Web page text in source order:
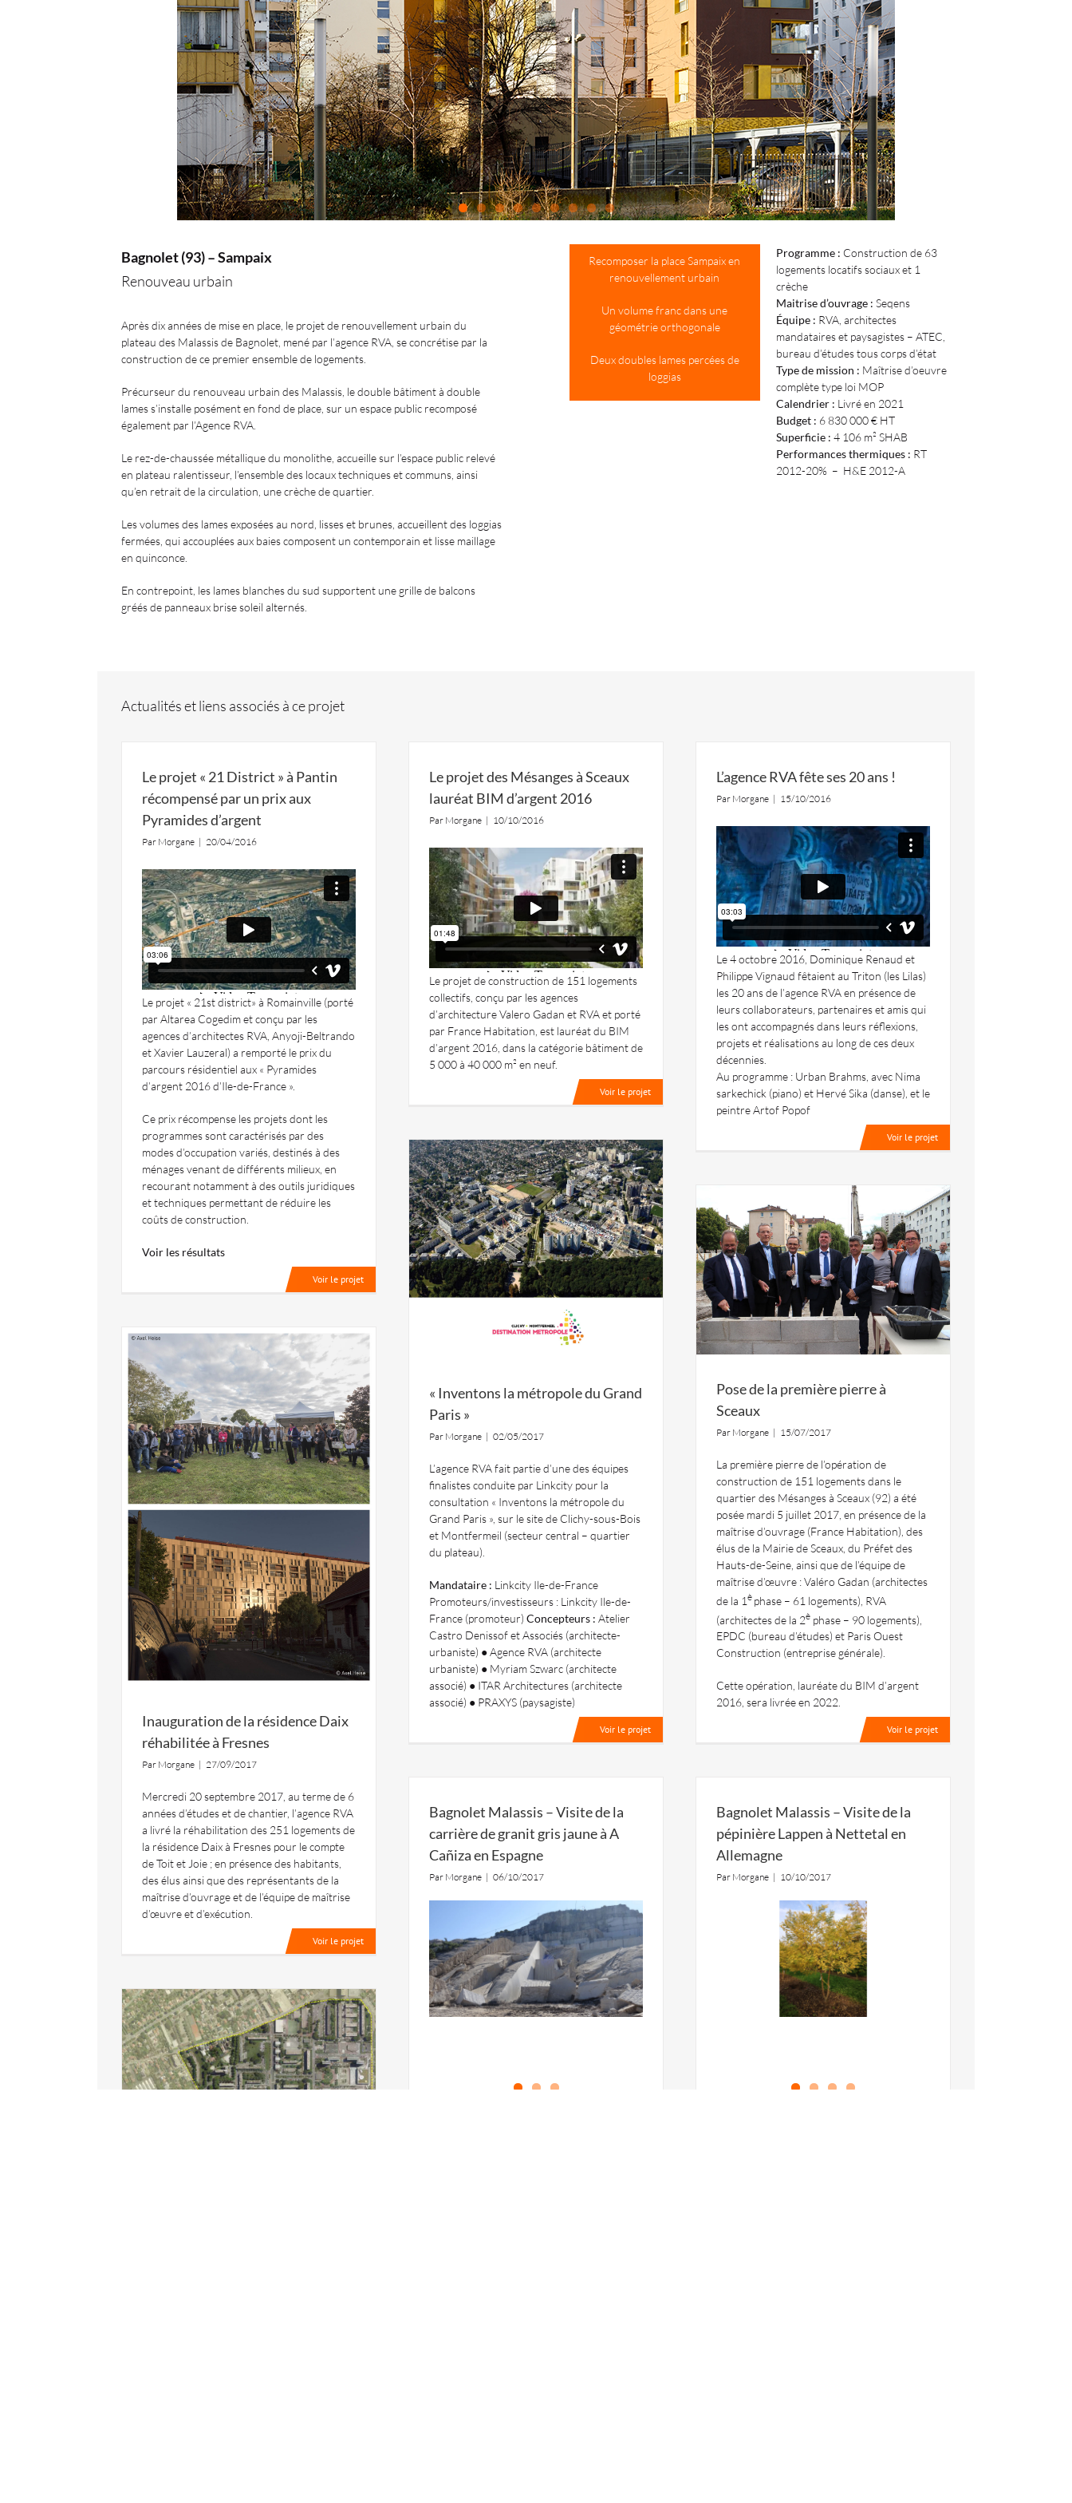
Bagnolet (93) – Sampaix
Renouveau urbain
Après dix années de mise en place, le projet de renouvellement urbain du
plateau des Malassis de Bagnolet, mené par l’agence RVA, se concrétise par la
construction de ce premier ensemble de logements.
Précurseur du renouveau urbain des Malassis, le double bâtiment à double
lames s’installe posément en fond de place, sur un espace public recomposé
également par l’Agence RVA.
Le rez-de-chaussée métallique du monolithe, accueille sur l’espace public relevé
en plateau ralentisseur, l’ensemble des locaux techniques et communs, ainsi
qu’en retrait de la circulation, une crèche de quartier.
Les volumes des lames exposées au nord, lisses et brunes, accueillent des loggias
fermées, qui accouplées aux baies composent un contemporain et lisse maillage
en quinconce.
En contrepoint, les lames blanches du sud supportent une grille de balcons
gréés de panneaux brise soleil alternés.
Recomposer la place Sampaix en
renouvellement urbain
Un volume franc dans une
géométrie orthogonale
Deux doubles lames percées de
loggias
Programme : Construction de 63
logements locatifs sociaux et 1
crèche
Maitrise d’ouvrage : Seqens
Équipe : RVA, architectes
mandataires et paysagistes – ATEC,
bureau d’études tous corps d’état
Type de mission : Maîtrise d’oeuvre
complète type loi MOP
Calendrier : Livré en 2021
Budget : 6 830 000 € HT
Superficie : 4 106 m² SHAB
Performances thermiques : RT
2012-20% – H&E 2012-A
Actualités et liens associés à ce projet
Le projet « 21 District » à Pantin
récompensé par un prix aux
Pyramides d’argent
Par Morgane | 20/04/2016
Le projet « 21st district» à Romainville (porté
par Altarea Cogedim et conçu par les
agences d’architectes RVA, Anyoji-Beltrando
et Xavier Lauzeral) a remporté le prix du
parcours résidentiel aux « Pyramides
d’argent 2016 d’Ile-de-France ».
Ce prix récompense les projets dont les
programmes sont caractérisés par des
modes d’occupation variés, destinés à des
ménages venant de différents milieux, en
recourant notamment à des outils juridiques
et techniques permettant de réduire les
coûts de construction.
Voir les résultats
Voir le projet
Le projet des Mésanges à Sceaux
lauréat BIM d’argent 2016
Par Morgane | 10/10/2016
Le projet de construction de 151 logements
collectifs, conçu par les agences
d’architecture Valero Gadan et RVA et porté
par France Habitation, est lauréat du BIM
d’argent 2016, dans la catégorie bâtiment de
5 000 à 40 000 m² en neuf.
Voir le projet
L’agence RVA fête ses 20 ans !
Par Morgane | 15/10/2016
Le 4 octobre 2016, Dominique Renaud et
Philippe Vignaud fêtaient au Triton (les Lilas)
les 20 ans de l’agence RVA en présence de
leurs collaborateurs, partenaires et amis qui
les ont accompagnés dans leurs réflexions,
projets et réalisations au long de ces deux
décennies.
Au programme : Urban Brahms, avec Nima
sarkechick (piano) et Hervé Sika (danse), et le
peintre Artof Popof
Voir le projet
« Inventons la métropole du Grand
Paris »
Par Morgane | 02/05/2017
L’agence RVA fait partie d’une des équipes
finalistes conduite par Linkcity pour la
consultation « Inventons la métropole du
Grand Paris », sur le site de Clichy-sous-Bois
et Montfermeil (secteur central – quartier
du plateau).
Mandataire : Linkcity Ile-de-France
Promoteurs/investisseurs : Linkcity Ile-de-
France (promoteur) Concepteurs : Atelier
Castro Denissof et Associés (architecte-
urbaniste) ● Agence RVA (architecte
urbaniste) ● Myriam Szwarc (architecte
associé) ● ITAR Architectures (architecte
associé) ● PRAXYS (paysagiste)
Voir le projet
Pose de la première pierre à
Sceaux
Par Morgane | 15/07/2017
La première pierre de l’opération de
construction de 151 logements dans le
quartier des Mésanges à Sceaux (92) a été
posée mardi 5 juillet 2017, en présence de la
maîtrise d’ouvrage (France Habitation), des
élus de la Mairie de Sceaux, du Préfet des
Hauts-de-Seine, ainsi que de l’équipe de
maîtrise d’œuvre : Valéro Gadan (architectes
de la 1è phase – 61 logements), RVA
(architectes de la 2è phase – 90 logements),
EPDC (bureau d’études) et Paris Ouest
Construction (entreprise générale).
Cette opération, lauréate du BIM d’argent
2016, sera livrée en 2022.
Voir le projet
Inauguration de la résidence Daix
réhabilitée à Fresnes
Par Morgane | 27/09/2017
Mercredi 20 septembre 2017, au terme de 6
années d’études et de chantier, l’agence RVA
a livré la réhabilitation des 251 logements de
la résidence Daix à Fresnes pour le compte
de Toit et Joie ; en présence des habitants,
des élus ainsi que des représentants de la
maîtrise d’ouvrage et de l’équipe de maîtrise
d’œuvre et d’exécution.
Voir le projet
Bagnolet Malassis – Visite de la
carrière de granit gris jaune à A
Cañiza en Espagne
Par Morgane | 06/10/2017
Bagnolet Malassis – Visite de la
pépinière Lappen à Nettetal en
Allemagne
Par Morgane | 10/10/2017